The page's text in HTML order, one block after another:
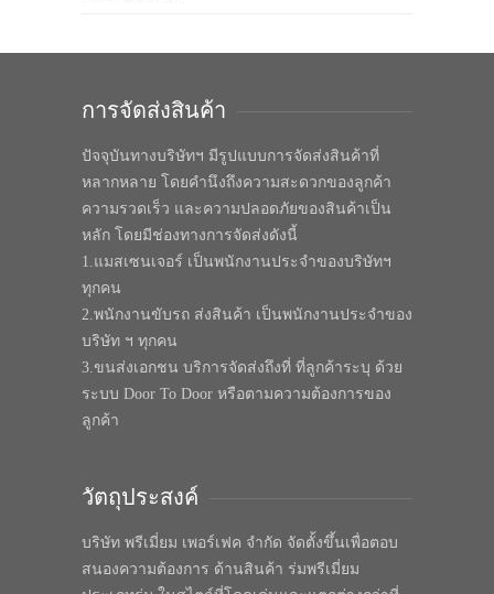
การจัดส่งสินค้า
ปัจจุบันทางบริษัทฯ มีรูปแบบการจัดส่งสินค้าที่
หลากหลาย โดยคำนึงถึงความสะดวกของลูกค้า
ความรวดเร็ว และความปลอดภัยของสินค้าเป็น
หลัก โดยมีช่องทางการจัดส่งดังนี้
1.แมสเซนเจอร์ เป็นพนักงานประจำของบริษัทฯ
ทุกคน
2.พนักงานขับรถ ส่งสินค้า เป็นพนักงานประจำของ
บริษัท ฯ ทุกคน
3.ขนส่งเอกชน บริการจัดส่งถึงที่ ที่ลูกค้าระบุ ด้วย
ระบบ Door To Door หรือตามความต้องการของ
ลูกค้า
วัตถุประสงค์
บริษัท พรีเมี่ยม เพอร์เฟค จำกัด จัดตั้งขึ้นเพื่อตอบ
สนองความต้องการ ด้านสินค้า ร่มพรีเมี่ยม